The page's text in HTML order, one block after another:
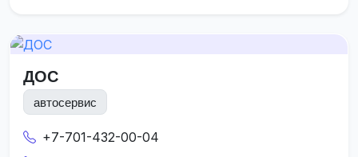
ДОС
автосервис
+7-701-432-00-04